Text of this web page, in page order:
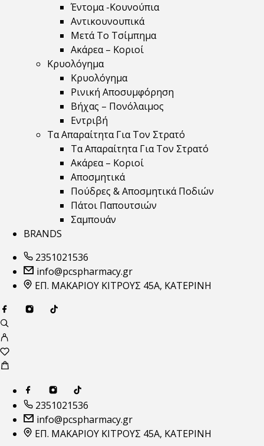
Έντομα -Κουνούπια
Αντικουνουπικά
Μετά Το Τσίμπημα
Ακάρεα – Κοριοί
Κρυολόγημα
Κρυολόγημα
Ρινική Αποσυμφόρηση
Βήχας – Πονόλαιμος
Εντριβή
Τα Απαραίτητα Για Τον Στρατό
Τα Απαραίτητα Για Τον Στρατό
Ακάρεα – Κοριοί
Αποσμητικά
Πούδρες & Αποσμητικά Ποδιών
Πάτοι Παπουτσιών
Σαμπουάν
BRANDS
2351021536
info@pcspharmacy.gr
ΕΠ. ΜΑΚΑΡΙΟΥ ΚΙΤΡΟΥΣ 45Α, ΚΑΤΕΡΙΝΗ
2351021536
info@pcspharmacy.gr
ΕΠ. ΜΑΚΑΡΙΟΥ ΚΙΤΡΟΥΣ 45Α, ΚΑΤΕΡΙΝΗ